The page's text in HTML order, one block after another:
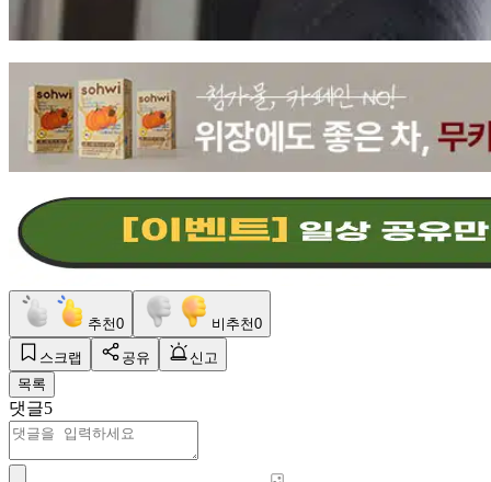
추천0 비추천0
스크랩 공유
신고
목록
댓글5